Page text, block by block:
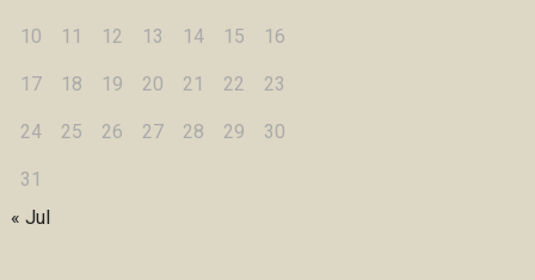
10 11 12 13 14 15 16
17 18 19 20 21 22 23
24 25 26 27 28 29 30
31
« Jul